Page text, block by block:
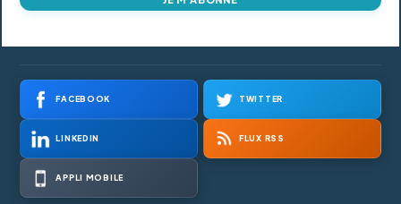
FACEBOOK TWITTER
LINKEDIN FLUX RSS
APPLI MOBILE